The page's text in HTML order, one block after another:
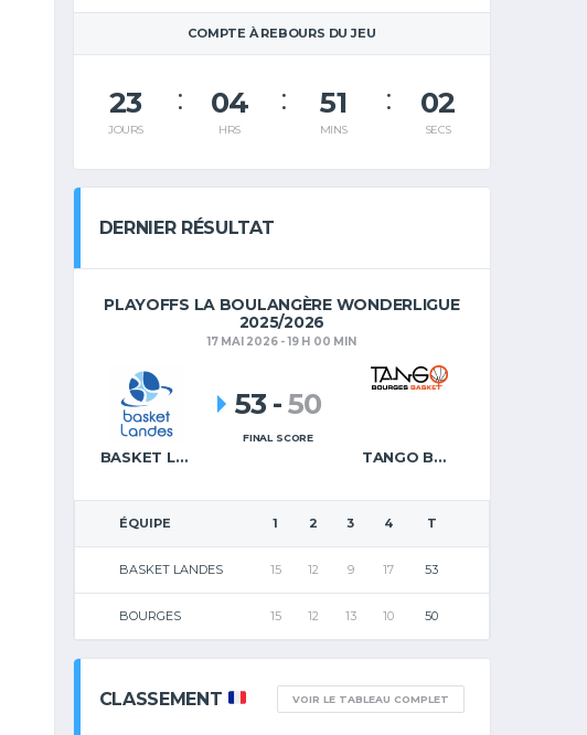
COMPTE À REBOURS DU JEU
23
JOURS
04
HRS
51
MINS
02
SECS
DERNIER RÉSULTAT
PLAYOFFS LA BOULANGÈRE WONDERLIGUE
2025/2026
17 MAI 2026 - 19 H 00 MIN
BASKET LANDES TANGO BOURGES BASKET
53 -50
FINAL SCORE
ÉQUIPE 1 2 3 4 T
BASKET LANDES 15 12 9 17 53
BOURGES 15 12 13 10 50
CLASSEMENT VOIR LE TABLEAU COMPLET